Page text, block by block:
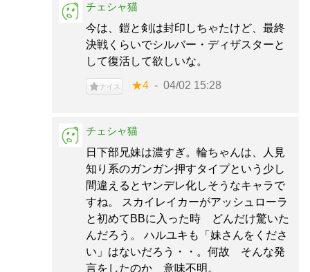
チェシャ猫
今は、鎧と剣は封印しちゃたけど、最終
決戦くらいでシルバー・ディザスターと
して復活して欲しいな。
ナイス ★4 04/02 15:28
チェシャ猫
日下部兄妹は濃すぎ。輪ちゃんは、人見
知り系のガンガン押すタイプという少し
間違えるとヤンデレ化しそうなキャラで
すね。 スカイレイカーがアッシュローラ
と初めてBBに入った時 どんだけ驚いた
んだろう。 ハルユキも「妹さんをくださ
い」はないだろう・・。何故 そんな発
言をしたのか 意味不明。